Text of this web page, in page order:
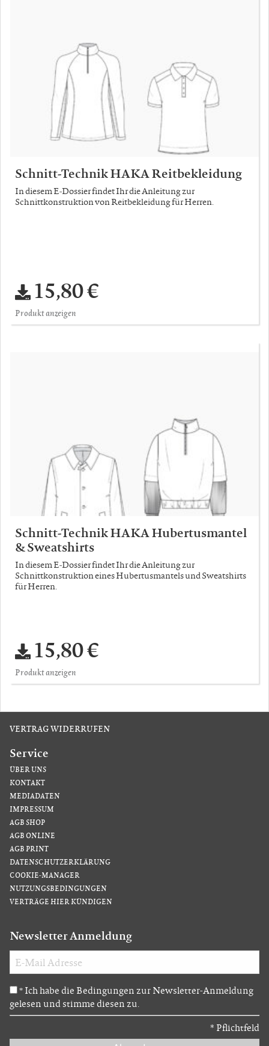
Schnitt-Technik HAKA Reitbekleidung
In diesem E-Dossier findet Ihr die Anleitung zur
Schnittkonstruktion von Reitbekleidung für Herren.
15,80 €
Produkt anzeigen
Schnitt-Technik HAKA Hubertusmantel
& Sweatshirts
In diesem E-Dossier findet Ihr die Anleitung zur
Schnittkonstruktion eines Hubertusmantels und Sweatshirts
für Herren.
15,80 €
Produkt anzeigen
VERTRAG WIDERRUFEN
Service
ÜBER UNS
KONTAKT
MEDIADATEN
IMPRESSUM
AGB SHOP
AGB ONLINE
AGB PRINT
DATENSCHUTZERKLÄRUNG
COOKIE-MANAGER
NUTZUNGSBEDINGUNGEN
VERTRÄGE HIER KÜNDIGEN
Newsletter Anmeldung
* Ich habe die Bedingungen zur Newsletter-Anmeldung
gelesen und stimme diesen zu.
* Pflichtfeld